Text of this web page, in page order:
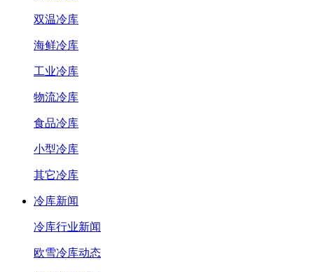
双温冷库
海鲜冷库
工业冷库
物流冷库
食品冷库
小型冷库
其它冷库
冷库新闻
冷库行业新闻
欧雪冷库动态